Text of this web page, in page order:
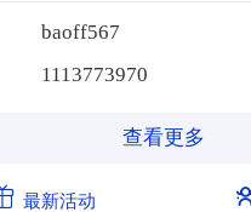
baoff567
1113773970
查看更多
最新活动